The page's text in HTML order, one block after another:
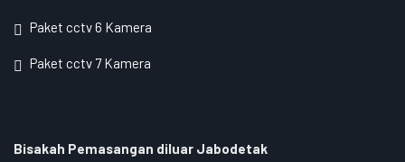
Paket cctv 6 Kamera
Paket cctv 7 Kamera
Bisakah Pemasangan diluar Jabodetak